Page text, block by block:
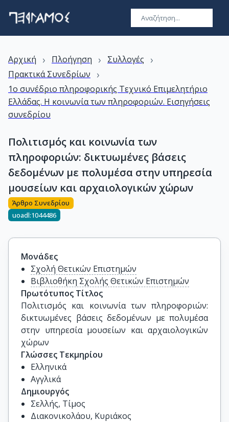
Αρχική › Πλοήγηση › Συλλογές ›
Πρακτικά Συνεδρίων ›
1ο συνέδριο πληροφορικής Τεχνικό Επιμελητήριο
Ελλάδας. Η κοινωνία των πληροφοριών. Εισηγήσεις
συνεδρίου
Πολιτισμός και κοινωνία των
πληροφοριών: δικτυωμένες βάσεις
δεδομένων με πολυμέσα στην υπηρεσία
μουσείων και αρχαιολογικών χώρων
Άρθρο Συνεδρίου
uoadl:1044486
Μονάδες
Σχολή Θετικών Επιστημών
Βιβλιοθήκη Σχολής Θετικών Επιστημών
Πρωτότυπος Τίτλος
Πολιτισμός και κοινωνία των πληροφοριών:
δικτυωμένες βάσεις δεδομένων με πολυμέσα
στην υπηρεσία μουσείων και αρχαιολογικών
χώρων
Γλώσσες Τεκμηρίου
Ελληνικά
Αγγλικά
Δημιουργός
Σελλής, Τίμος
Διακονικολάου, Κυριάκος